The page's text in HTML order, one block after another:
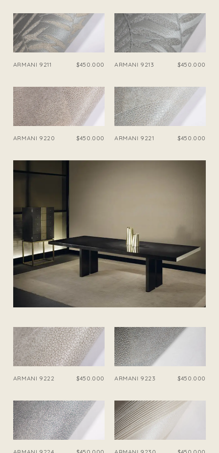
ARMANI 9211 $450.000 ARMANI 9213 $450.000
ARMANI 9220 $450.000 ARMANI 9221 $450.000
ARMANI 9222 $450.000 ARMANI 9223 $450.000